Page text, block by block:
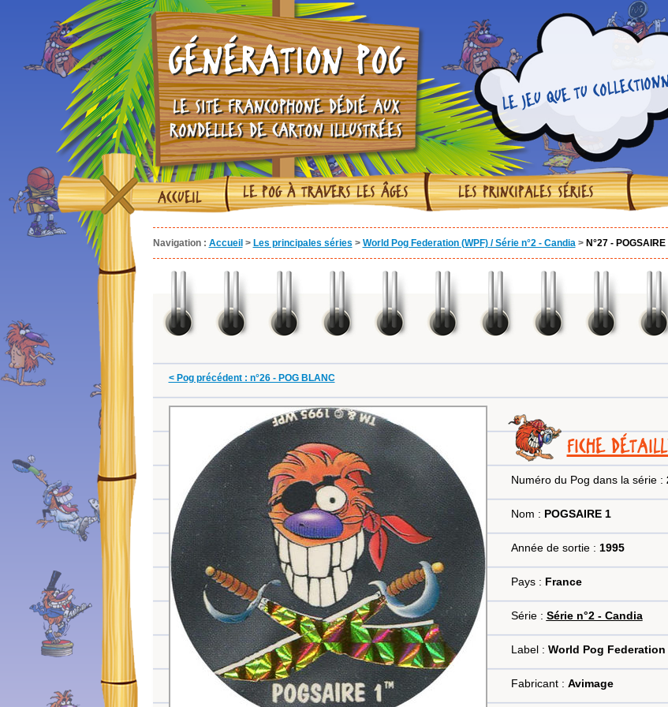
GÉNÉRATION POG
LE SITE FRANCOPHONE DÉDIÉ AUX
RONDELLES DE CARTON ILLUSTRÉES
LE JEU QUE TU
ACCUEIL LE POG À TRAVERS LES ÂGES LES PRINCIPALES SÉRIES
Navigation : Accueil > Les principales séries > World Pog Federation (WPF) / Série n°2 - Candia > N°27 - POGSAIRE
< Pog précédent : n°26 - POG BLANC
FICHE
Numéro du Pog dans la série :
Nom : POGSAIRE 1
Année de sortie : 1995
Pays : France
Série : Série n°2 - Candia
Label : World Pog Federation
Fabricant : Avimage